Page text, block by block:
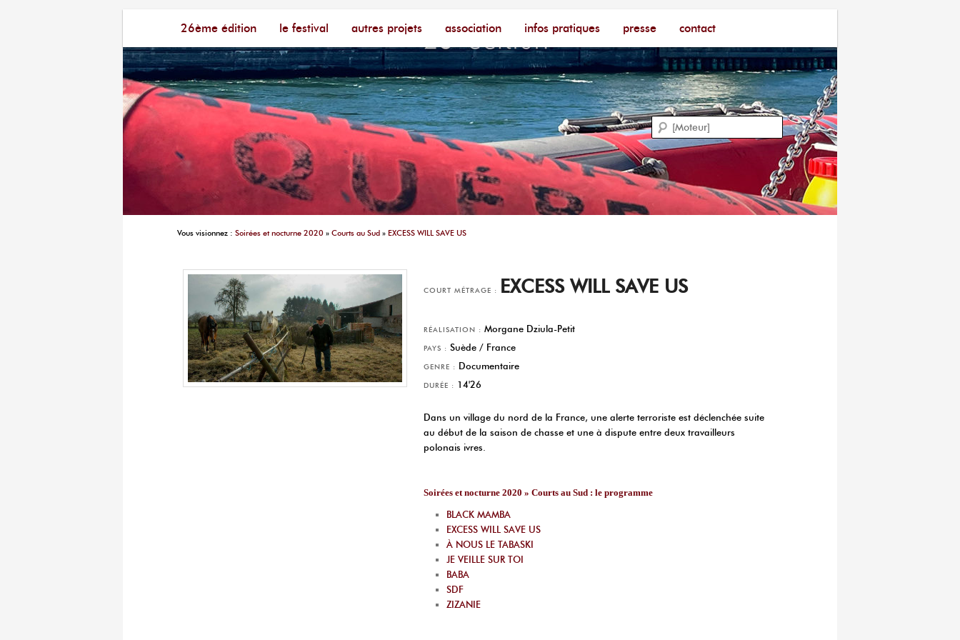
aller au contenu principal
aller au contenu secondaire
26ème édition le festival autres projets association infos pratiques presse contact
Recherche
Vous visionnez : Soirées et nocturne 2020 » Courts au Sud » EXCESS WILL SAVE US
COURT MÉTRAGE : EXCESS WILL SAVE US
RÉALISATION : Morgane Dziula-Petit
PAYS : Suède / France
GENRE : Documentaire
DURÉE : 14'26
Dans un village du nord de la France, une alerte terroriste est déclenchée suite
au début de la saison de chasse et une à dispute entre deux travailleurs
polonais ivres.
Soirées et nocturne 2020 » Courts au Sud : le programme
BLACK MAMBA
EXCESS WILL SAVE US
À NOUS LE TABASKI
JE VEILLE SUR TOI
BABA
SDF
ZIZANIE